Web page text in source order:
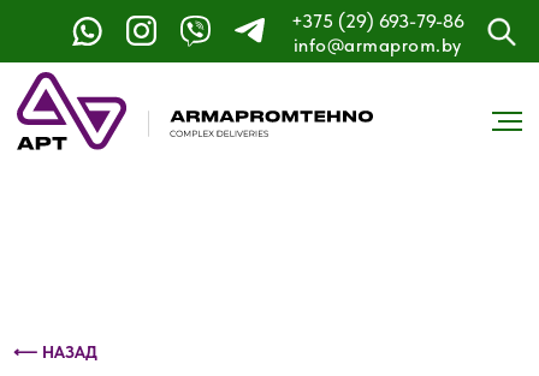
+375 (29) 693-79-86
info@armaprom.by
Контактный телефон: +375 (29) 693-79-86
⟵ НАЗАД